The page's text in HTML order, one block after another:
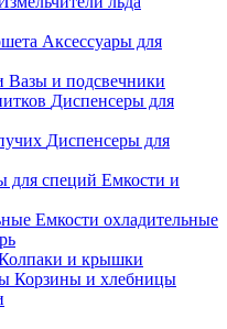
Аксессуары для
Вазы и подсвечники
Диспенсеры для
Диспенсеры для
Емкости и
Емкости охладительные
и крышки
Корзины и хлебницы